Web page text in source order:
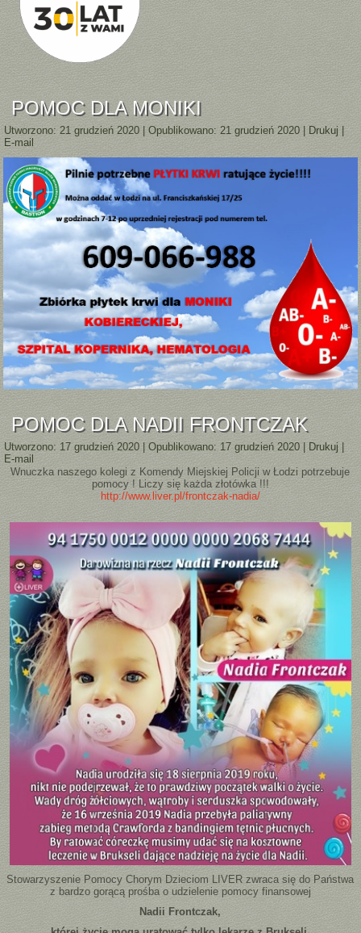
POMOC DLA MONIKI
Utworzono: 21 grudzień 2020 |Opublikowano: 21 grudzień 2020 | Drukuj
E-mail
POMOC DLA NADII FRONTCZAK
Utworzono: 17 grudzień 2020 |Opublikowano: 17 grudzień 2020 | Drukuj
E-mail
Wnuczka naszego kolegi z Komendy Miejskiej Policji w Łodzi potrzebuje
pomocy ! Liczy się każda złotówka !!!
http://www.liver.pl/frontczak-nadia/
Stowarzyszenie Pomocy Chorym Dzieciom LIVER zwraca się do Państwa
z bardzo gorącą prośba o udzielenie pomocy finansowej
Nadii Frontczak,